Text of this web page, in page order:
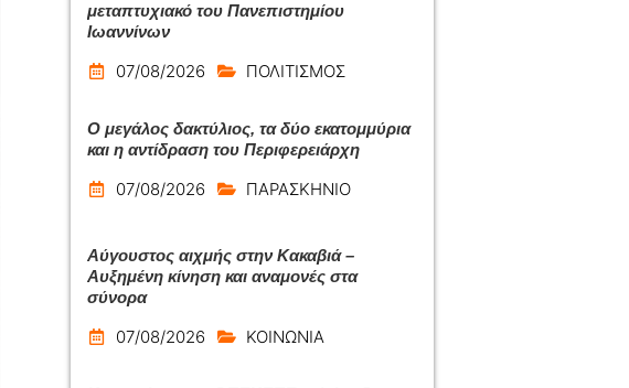
μεταπτυχιακό του Πανεπιστημίου
Ιωαννίνων
07/08/2026 ΠΟΛΙΤΙΣΜΟΣ
Ο μεγάλος δακτύλιος, τα δύο εκατομμύρια
και η αντίδραση του Περιφερειάρχη
07/08/2026 ΠΑΡΑΣΚΗΝΙΟ
Αύγουστος αιχμής στην Κακαβιά –
Αυξημένη κίνηση και αναμονές στα
σύνορα
07/08/2026 ΚΟΙΝΩΝΙΑ